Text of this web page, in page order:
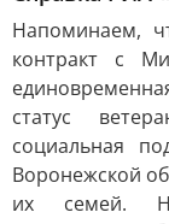
Напоминаем,
контракт с
статус
социальная
Воронежской
их семей.